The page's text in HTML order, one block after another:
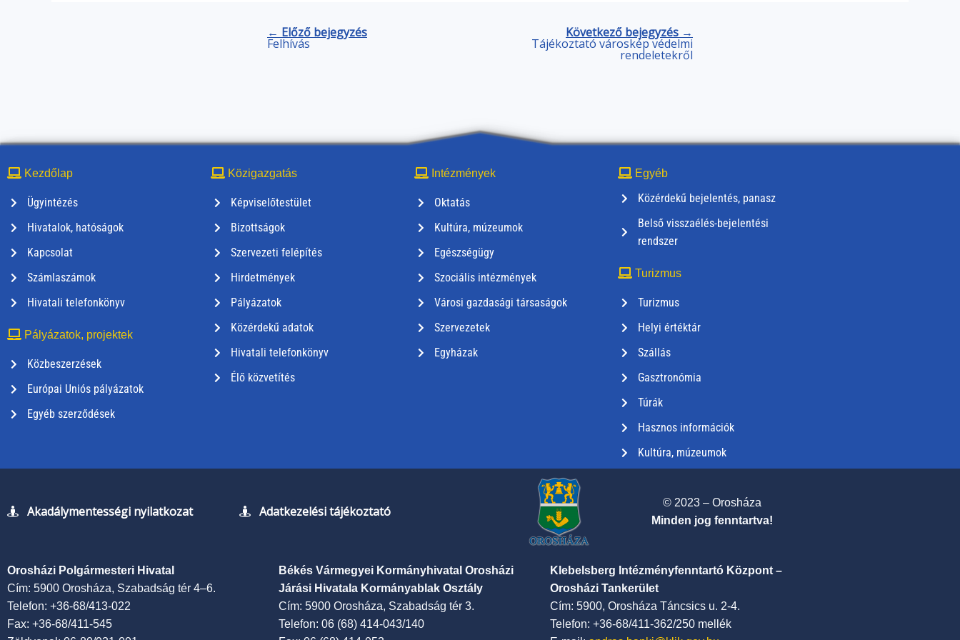
← Előző bejegyzés
Felhívás
Következő bejegyzés →
Tájékoztató városkép védelmi
rendeletekről
Kezdőlap
Ügyintézés
Hivatalok, hatóságok
Kapcsolat
Számlaszámok
Hivatali telefonkönyv
Pályázatok, projektek
Közbeszerzések
Európai Uniós pályázatok
Egyéb szerződések
Közigazgatás
Képviselőtestület
Bizottságok
Szervezeti felépítés
Hirdetmények
Pályázatok
Közérdekű adatok
Hivatali telefonkönyv
Élő közvetítés
Intézmények
Oktatás
Kultúra, múzeumok
Egészségügy
Szociális intézmények
Városi gazdasági társaságok
Szervezetek
Egyházak
Egyéb
Közérdekű bejelentés, panasz
Belső visszaélés-bejelentési
rendszer
Turizmus
Turizmus
Helyi értéktár
Szállás
Gasztronómia
Túrák
Hasznos információk
Kultúra, múzeumok
Akadálymentességi nyilatkozat Adatkezelési tájékoztató
© 2023 – Orosháza
Minden jog fenntartva!
Orosházi Polgármesteri Hivatal
Cím: 5900 Orosháza, Szabadság tér 4–6.
Telefon: +36-68/413-022
Fax: +36-68/411-545
Békés Vármegyei Kormányhivatal Orosházi
Járási Hivatala Kormányablak Osztály
Cím: 5900 Orosháza, Szabadság tér 3.
Telefon: 06 (68) 414-043/140
Klebelsberg Intézményfenntartó Központ –
Orosházi Tankerület
Cím: 5900, Orosháza Táncsics u. 2-4.
Telefon: +36-68/411-362/250 mellék